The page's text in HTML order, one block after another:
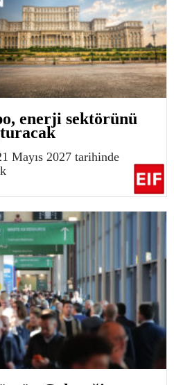
enerji sektörünü
Mayıs 2027 tarihinde